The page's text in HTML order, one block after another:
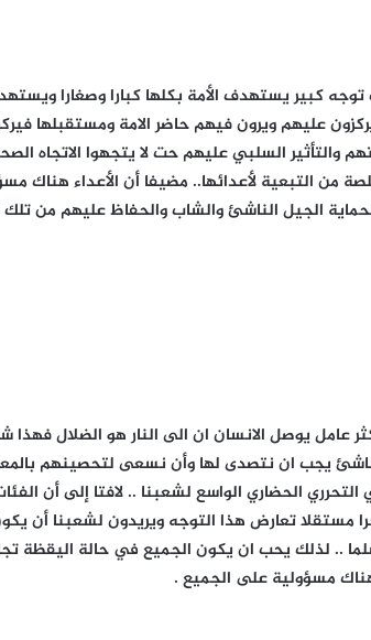
كبير يستهدف الأمة بكلها كبارا وصغارا
عليهم ويرون فيهم حاضر الامة ومستقبلها
والتأثير السلبي عليهم حت لا يتجهوا الاتجاه
من التبعية لأعدائها.. مضيفا أن الأعداء هناك
لحماية الجيل الناشئ والشاب والحفاظ عليهم من
عامل يوصل الانسان ان الى النار هو الضلال
يجب ان نتصدى لها وأن نسعى لتحصينهم
التحرري الحضاري الواسع لشعبنا .. لافتا إلى أن
مستقلا تعارض هذا التوجه ويريدون لشعبنا أن
.. لذلك يحب ان يكون الجميع في حالة اليقظة
مسؤولية على الجميع .